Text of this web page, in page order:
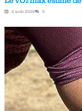
4 août 2026 0